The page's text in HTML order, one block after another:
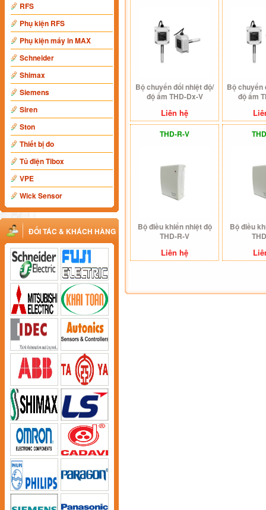
RFS
Phụ kiện RFS
Phụ kiện máy in MAX
Schneider
Shimax
Siemens
Siren
Ston
Thiết bị đo
Tủ điện Tibox
VPE
Wick Sensor
ĐỐI TÁC & KHÁCH HÀNG
Bộ chuyển đổi nhiệt độ/
độ ẩm THD-Dx-V
Liên hệ
Bộ chuyển
độ ẩm
THD-R-V
Bộ điều khiển nhiệt độ
THD-R-V
Liên hệ
Bộ điều